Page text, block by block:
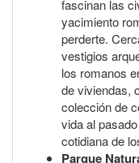
fascinan las
yacimiento
perderte.
vestigios
los romanos
de viviendas,
colección de
vida al
cotidiana de
Parque